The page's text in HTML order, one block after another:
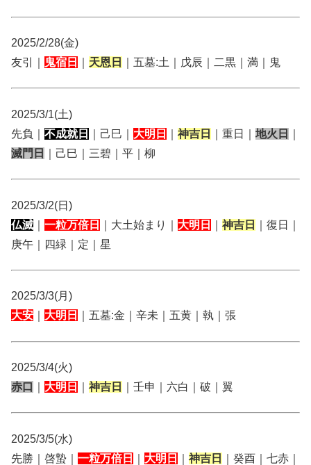
2025/2/28(金)
友引｜
鬼宿日 天恩日 ｜五墓:土｜戊辰｜二黒｜満｜鬼
2025/3/1(土)
先負｜ 不成就日 ｜己巳｜ 大明日 神吉日 ｜重日｜ 地火日
滅門日
｜己巳｜三碧｜平｜柳
2025/3/2(日)
仏滅
一粒万倍日 ｜大土始まり｜ 大明日 神吉日
｜復日｜
庚午｜四緑｜定｜星
2025/3/3(月)
大安
大明日 ｜五墓:金｜辛未｜五黄｜執｜張
2025/3/4(火)
赤口
大明日 神吉日 ｜壬申｜六白｜破｜翼
2025/3/5(水)
先勝｜啓蟄｜ 一粒万倍日 大明日 神吉日
｜癸酉｜七赤｜